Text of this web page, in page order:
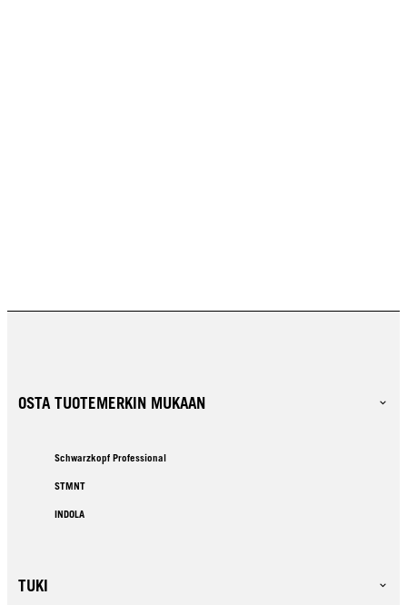
OSTA TUOTEMERKIN MUKAAN
Schwarzkopf Professional
STMNT
INDOLA
TUKI